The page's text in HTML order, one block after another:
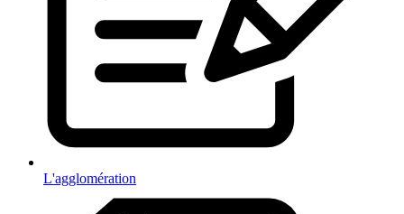
L'agglomération